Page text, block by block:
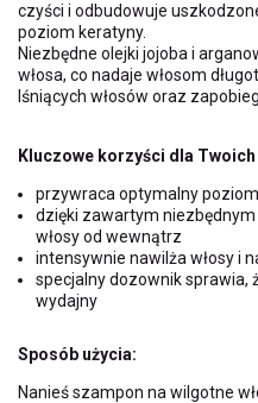
czyści i odbudowuje
poziom keratyny.
Niezbędne olejki jojoba i
włosa, co nadaje włosom
lśniących włosów oraz
Kluczowe korzyści dla Twoich
przywraca optymalny
dzięki zawartym
włosy od wewnątrz
intensywnie nawilża włosy i
specjalny dozownik sprawia,
wydajny
Sposób użycia:
Nanieś szampon na wilgotne